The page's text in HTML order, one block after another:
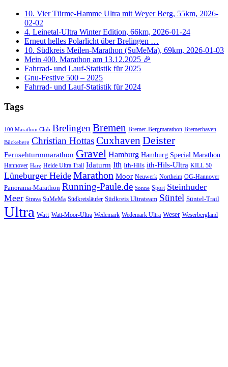
10. Vier Türme-Hamme Ultra mit Weyer Berg, 55km, 2026-
02-02
4. Leinetal-Ultra Winter Edition, 66km, 2026-01-24
Erneut helles Polarlicht über Brelingen …
10. Südkreis Meilen-Marathon (SuMeMa), 69km, 2026-01-03
Mein 400. Marathon am 13.12.2025 🎉
Fahrrad- und Lauf-Statistik für 2025
Gnu-Festive 500 – 2025
Fahrrad- und Lauf-Statistik für 2024
Tags
100 Marathon Club BrelingenBremen Bremer-Bergmarathon Bremerhaven
Bückeberg Christian HottasCuxhaven Deister
Fernsehturmmarathon Gravel Hamburg Hamburg Special Marathon
Hannover Harz Heide Ultra Trail Idaturm Ith Ith-Hils ith-Hils-Ultra KILL 50
Lüneburger Heide Marathon Moor Neuwerk Northeim OG-Hannover
Panorama-Marathon Running-Paule.de Sonne Sport Steinhuder
Meer Strava SuMeMa Südkreisläufer Südkreis Ultrateam Süntel Süntel-Trail
Ultra Watt Watt-Moor-Ultra Wedemark Wedemark Ultra Weser Weserbergland